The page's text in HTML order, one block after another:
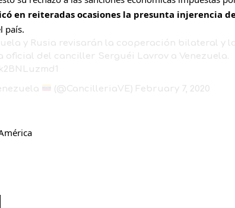
en reiteradas ocasiones la presunta injerencia
país.
y Rusia revisarán la cooperación bilateral y
oficial del canciller Serguéi Lavrov a Venezuela.
(@CancilleriaVE) February 7, 2020